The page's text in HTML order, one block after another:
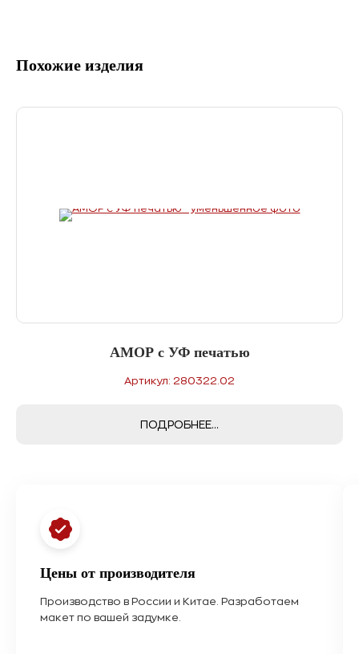
Похожие изделия
АМОР с УФ печатью
Артикул: 280322.02
ПОДРОБНЕЕ...
Цены от производителя
Производство в России и Китае. Разработаем
макет по вашей задумке.